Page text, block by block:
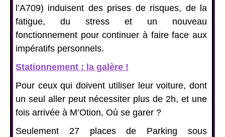
l’A709) induisent des prises de risques, de la
fatigue, du stress et un nouveau
fonctionnement pour continuer à faire face aux
impératifs personnels.
Stationnement : la galère !
Pour ceux qui doivent utiliser leur voiture, dont
un seul aller peut nécessiter plus de 2h, et une
fois arrivée à M’Otion, Où se garer ?
Seulement 27 places de Parking sous